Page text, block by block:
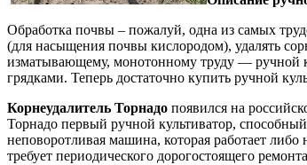
Обработка почвы – пожалуй, одна из самых
(для насыщения почвы кислородом), удалять
изматывающему, монотонному труду — ручной
грядками. Теперь достаточно купить ручной
Корнеудалитель Торнадо появился на
Торнадо первый ручной культиватор,
неповоротливая машина, которая работает
требует периодического дорогостоящего